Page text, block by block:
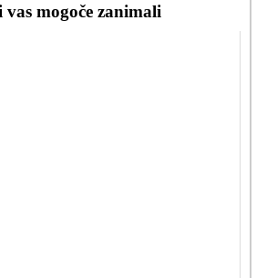
mogoče zanimali